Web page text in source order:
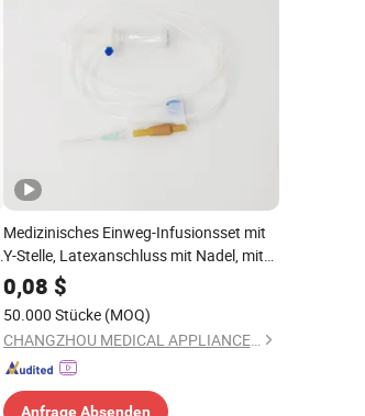
Medizinisches Einweg-Infusionsset mit
Y-Stelle, Latexanschluss mit Nadel, mit
CE, ISO, Herstellung
0,08 $
50.000 Stücke (MOQ)
CHANGZHOU MEDICAL APPLIANCES GENERAL FACTORY CO., LTD.
Anfrage Absenden